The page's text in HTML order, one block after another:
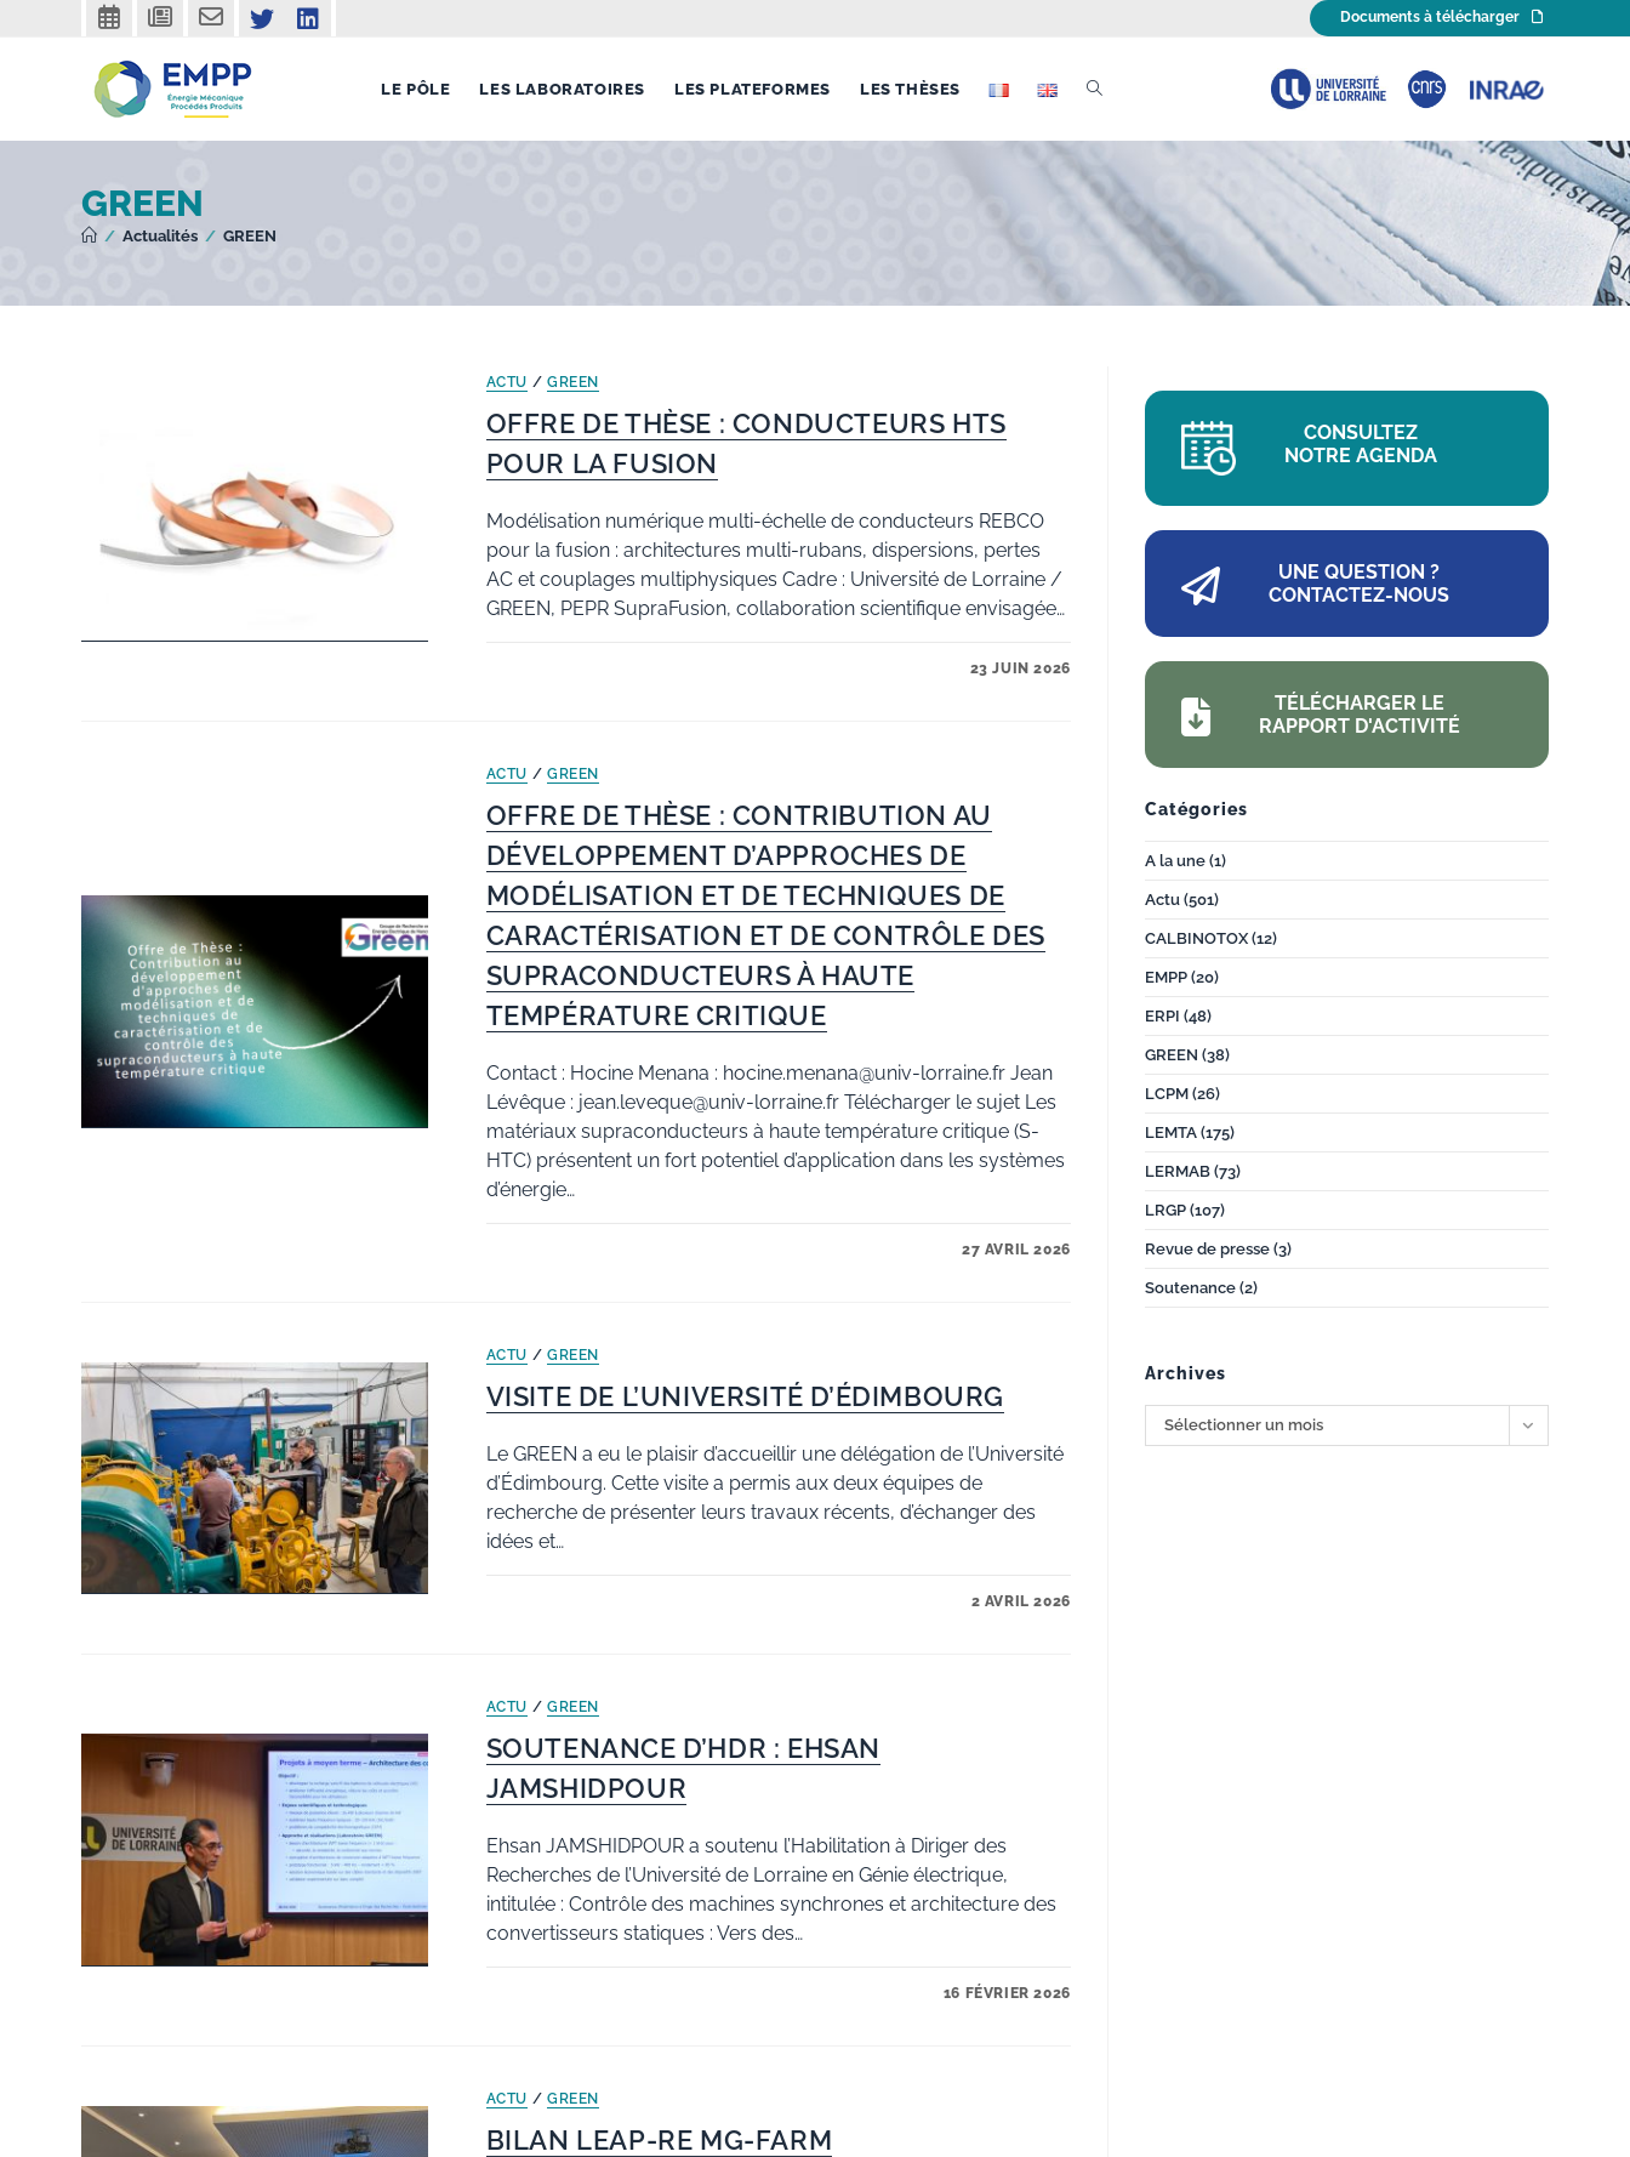
agenda actualitéscontact twitter Documents à télécharger
LE PÔLE LES LABORATOIRES LES PLATEFORMES LES THÈSES TOGGLE
WEBSITE
GREEN
/ Actualités / GREEN
ACTU / GREEN
OFFRE DE THÈSE : CONDUCTEURS HTS
POUR LA FUSION
Modélisation numérique multi-échelle de conducteurs REBCO
pour la fusion : architectures multi-rubans, dispersions, pertes
AC et couplages multiphysiques Cadre : Université de Lorraine /
GREEN, PEPR SupraFusion, collaboration scientifique envisagée…
23 JUIN 2026
ACTU / GREEN
OFFRE DE THÈSE : CONTRIBUTION AU
DÉVELOPPEMENT D’APPROCHES DE
MODÉLISATION ET DE TECHNIQUES DE
CARACTÉRISATION ET DE CONTRÔLE DES
SUPRACONDUCTEURS À HAUTE
TEMPÉRATURE CRITIQUE
Contact : Hocine Menana : hocine.menana@univ-lorraine.fr Jean
Lévêque : jean.leveque@univ-lorraine.fr Télécharger le sujet Les
matériaux supraconducteurs à haute température critique (S-
HTC) présentent un fort potentiel d’application dans les systèmes
d’énergie…
27 AVRIL 2026
ACTU / GREEN
VISITE DE L’UNIVERSITÉ D’ÉDIMBOURG
Le GREEN a eu le plaisir d’accueillir une délégation de l’Université
d’Édimbourg. Cette visite a permis aux deux équipes de
recherche de présenter leurs travaux récents, d’échanger des
idées et…
2 AVRIL 2026
ACTU / GREEN
SOUTENANCE D’HDR : EHSAN
JAMSHIDPOUR
Ehsan JAMSHIDPOUR a soutenu l’Habilitation à Diriger des
Recherches de l’Université de Lorraine en Génie électrique,
intitulée : Contrôle des machines synchrones et architecture des
convertisseurs statiques : Vers des…
16 FÉVRIER 2026
ACTU / GREEN
BILAN LEAP-RE MG-FARM
CONSULTEZ
NOTRE AGENDA
UNE QUESTION ?
CONTACTEZ-NOUS
TÉLÉCHARGER LE
RAPPORT D'ACTIVITÉ
Catégories
A la une (1)
Actu (501)
CALBINOTOX (12)
EMPP (20)
ERPI (48)
GREEN (38)
LCPM (26)
LEMTA (175)
LERMAB (73)
LRGP (107)
Revue de presse (3)
Soutenance (2)
Archives
Archives
Sélectionner un mois